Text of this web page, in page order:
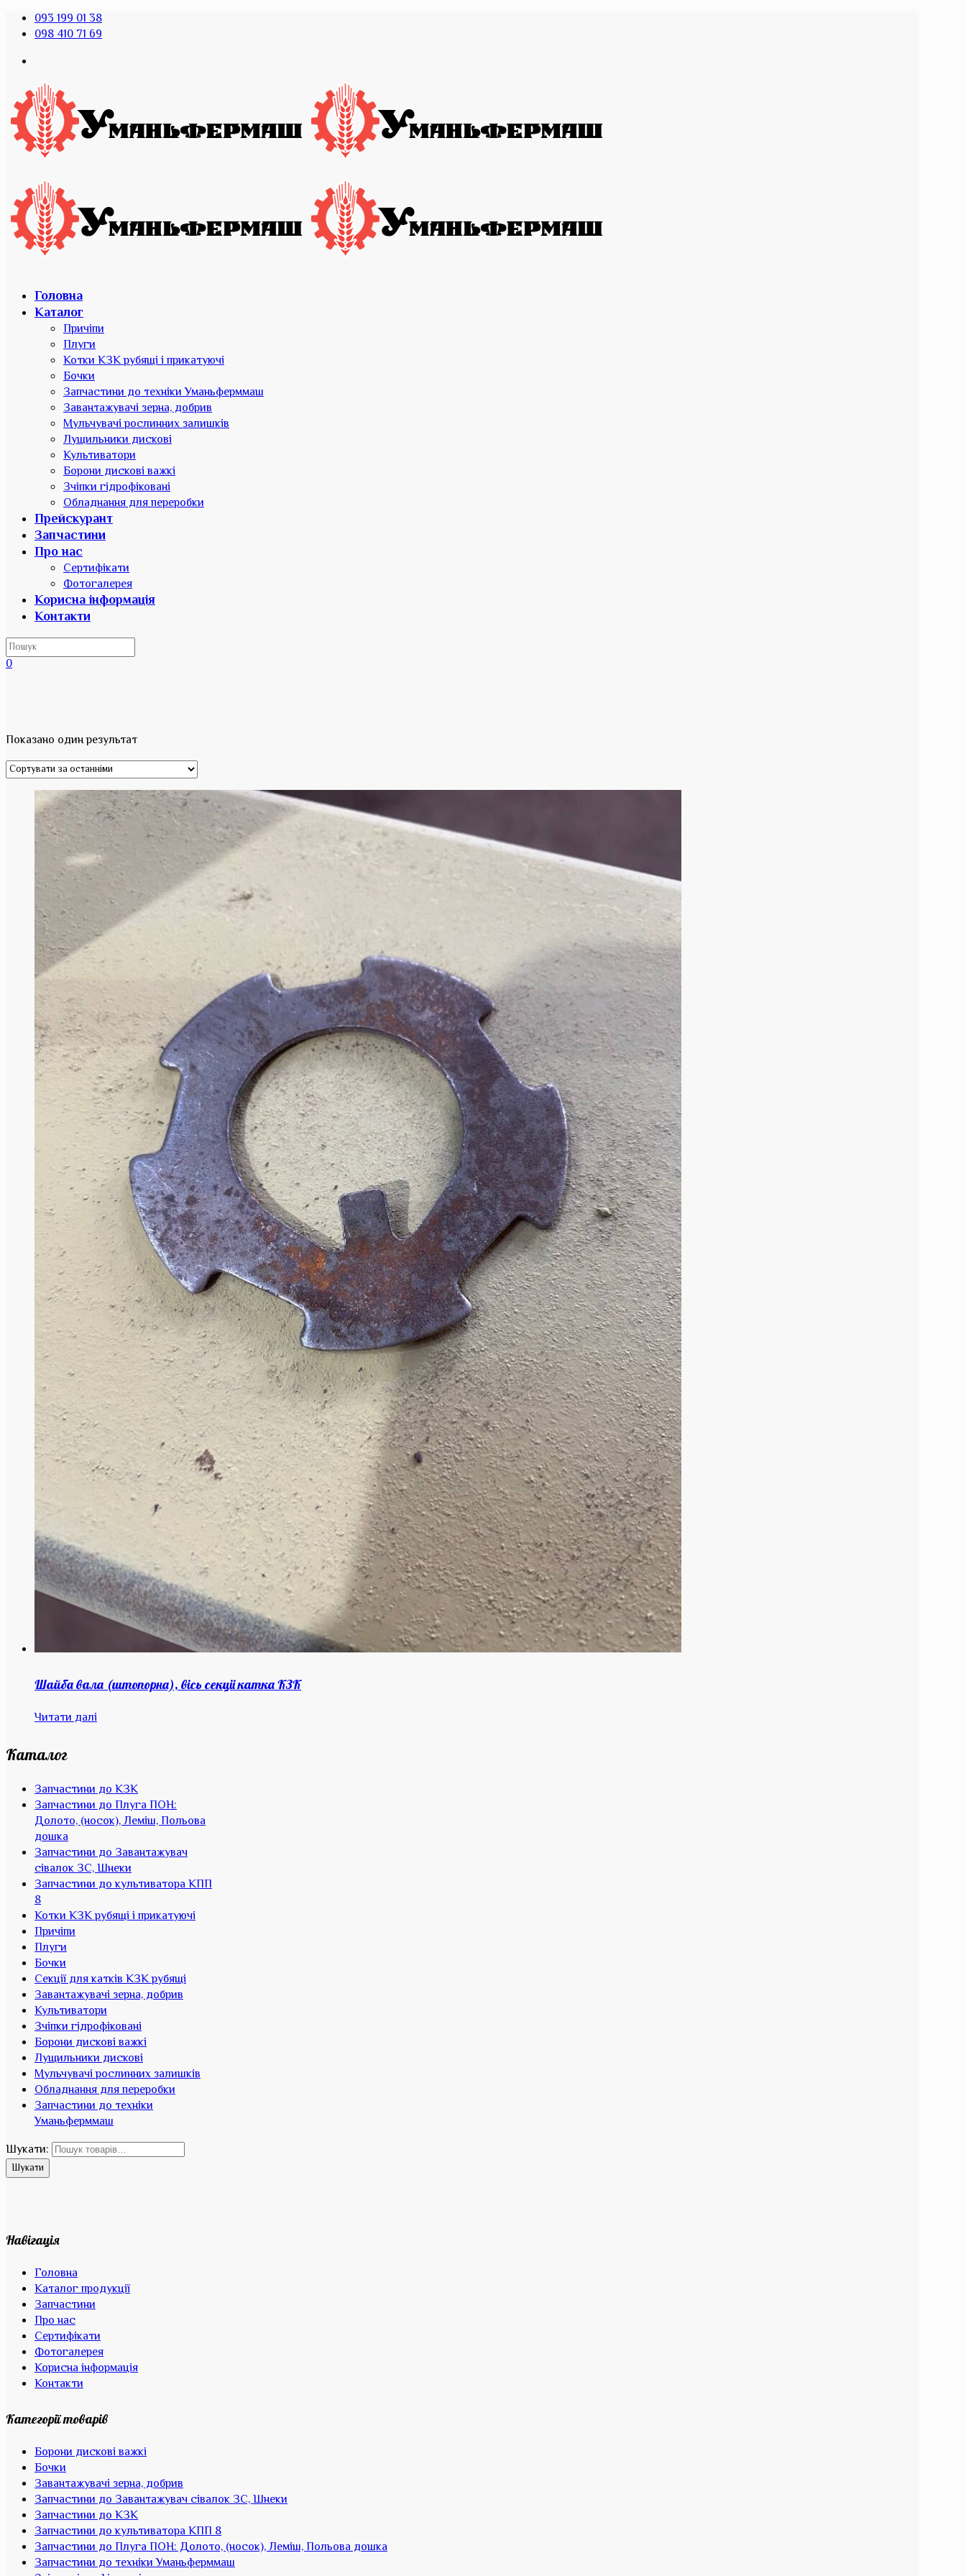
093 199 01 38
098 410 71 69
Головна
Каталог
Причіпи
Плуги
Котки КЗК рубящі і прикатуючі
Бочки
Запчастини до техніки Уманьферммаш
Завантажувачі зерна, добрив
Мульчувачі рослинних залишків
Лущильники дискові
Культиватори
Борони дискові важкі
Зчіпки гідрофіковані
Обладнання для переробки
Прейскурант
Запчастини
Про нас
Сертифікати
Фотогалерея
Корисна інформація
Контакти
0
Показано один результат
Шайба вала (штопорна), вісь секціі катка КЗК
Читати далі
Каталог
Запчастини до КЗК
Запчастини до Плуга ПОН:
Долото, (носок), Леміш, Польова
дошка
Запчастини до Завантажувач
сівалок ЗС, Шнеки
Запчастини до культиватора КПП
8
Котки КЗК рубящі і прикатуючі
Причіпи
Плуги
Бочки
Секції для катків КЗК рубящі
Завантажувачі зерна, добрив
Культиватори
Зчіпки гідрофіковані
Борони дискові важкі
Лущильники дискові
Мульчувачі рослинних залишків
Обладнання для переробки
Запчастини до техніки
Уманьферммаш
Шукати:
Шукати
Навігація
Головна
Каталог продукції
Запчастини
Про нас
Сертифікати
Фотогалерея
Корисна інформація
Контакти
Категорії товарів
Борони дискові важкі
Бочки
Завантажувачі зерна, добрив
Запчастини до Завантажувач сівалок ЗС, Шнеки
Запчастини до КЗК
Запчастини до культиватора КПП 8
Запчастини до Плуга ПОН: Долото, (носок), Леміш, Польова дошка
Запчастини до техніки Уманьферммаш